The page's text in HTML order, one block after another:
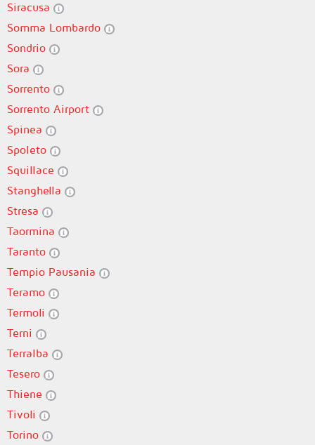
Siracusa
Somma Lombardo
Sondrio
Sora
Sorrento
Sorrento Airport
Spinea
Spoleto
Squillace
Stanghella
Stresa
Taormina
Taranto
Tempio Pausania
Teramo
Termoli
Terni
Terralba
Tesero
Thiene
Tivoli
Torino